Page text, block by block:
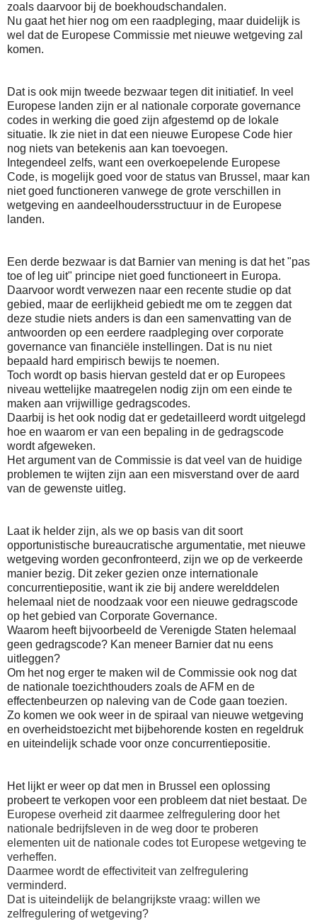
zoals daarvoor bij de boekhoudschandalen.
Nu gaat het hier nog om een raadpleging, maar duidelijk is
wel dat de Europese Commissie met nieuwe wetgeving zal
komen.
Dat is ook mijn tweede bezwaar tegen dit initiatief. In veel
Europese landen zijn er al nationale corporate governance
codes in werking die goed zijn afgestemd op de lokale
situatie. Ik zie niet in dat een nieuwe Europese Code hier
nog niets van betekenis aan kan toevoegen.
Integendeel zelfs, want een overkoepelende Europese
Code, is mogelijk goed voor de status van Brussel, maar kan
niet goed functioneren vanwege de grote verschillen in
wetgeving en aandeelhoudersstructuur in de Europese
landen.
Een derde bezwaar is dat Barnier van mening is dat het "pas
toe of leg uit" principe niet goed functioneert in Europa.
Daarvoor wordt verwezen naar een recente studie op dat
gebied, maar de eerlijkheid gebiedt me om te zeggen dat
deze studie niets anders is dan een samenvatting van de
antwoorden op een eerdere raadpleging over corporate
governance van financiële instellingen. Dat is nu niet
bepaald hard empirisch bewijs te noemen.
Toch wordt op basis hiervan gesteld dat er op Europees
niveau wettelijke maatregelen nodig zijn om een einde te
maken aan vrijwillige gedragscodes.
Daarbij is het ook nodig dat er gedetailleerd wordt uitgelegd
hoe en waarom er van een bepaling in de gedragscode
wordt afgeweken.
Het argument van de Commissie is dat veel van de huidige
problemen te wijten zijn aan een misverstand over de aard
van de gewenste uitleg.
Laat ik helder zijn, als we op basis van dit soort
opportunistische bureaucratische argumentatie, met nieuwe
wetgeving worden geconfronteerd, zijn we op de verkeerde
manier bezig. Dit zeker gezien onze internationale
concurrentiepositie, want ik zie bij andere werelddelen
helemaal niet de noodzaak voor een nieuwe gedragscode
op het gebied van Corporate Governance.
Waarom heeft bijvoorbeeld de Verenigde Staten helemaal
geen gedragscode? Kan meneer Barnier dat nu eens
uitleggen?
Om het nog erger te maken wil de Commissie ook nog dat
de nationale toezichthouders zoals de AFM en de
effectenbeurzen op naleving van de Code gaan toezien.
Zo komen we ook weer in de spiraal van nieuwe wetgeving
en overheidstoezicht met bijbehorende kosten en regeldruk
en uiteindelijk schade voor onze concurrentiepositie.
Het lijkt er weer op dat men in Brussel een oplossing
probeert te verkopen voor een probleem dat niet bestaat. De
Europese overheid zit daarmee zelfregulering door het
nationale bedrijfsleven in de weg door te proberen
elementen uit de nationale codes tot Europese wetgeving te
verheffen.
Daarmee wordt de effectiviteit van zelfregulering
verminderd.
Dat is uiteindelijk de belangrijkste vraag: willen we
zelfregulering of wetgeving?